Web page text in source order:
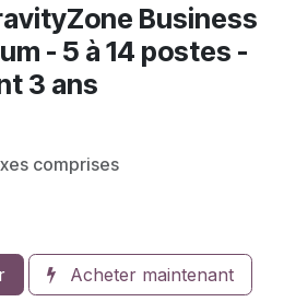
Business
- 5 à 14 postes -
3 ans
comprises
Acheter maintenant